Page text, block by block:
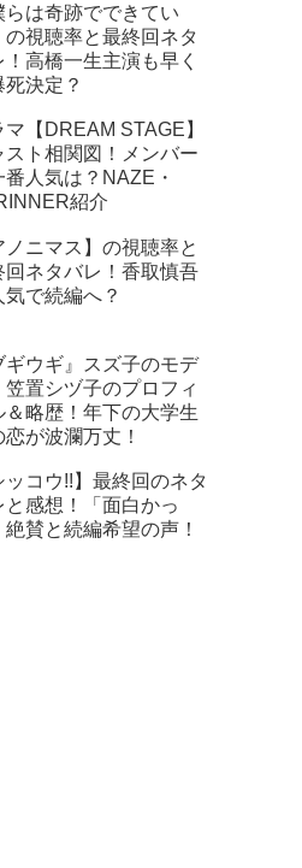
らは奇跡でできてい
の視聴率と最終回ネタ
！高橋一生主演も早く
死決定？
マ【DREAM STAGE】
スト相関図！メンバー
番人気は？NAZE・
紹介
ノニマス】の視聴率と
回ネタバレ！香取慎吾
気で続編へ？
ギウギ』スズ子のモデ
笠置シヅ子のプロフィ
＆略歴！年下の大学生
恋が波瀾万丈！
ッコウ!!】最終回のネタ
と感想！「面白かっ
絶賛と続編希望の声！